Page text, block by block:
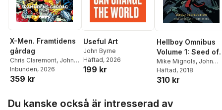
X-Men. Framtidens
gårdag
Chris Claremont, John
Byrne
Inbunden, 2026
359 kr
Useful Art
John Byrne
Häftad, 2026
199 kr
Hellboy Omnibus
Volume 1: Seed of
Destruction
Mike Mignola, John
Byrne
Häftad, 2018
310 kr
Du kanske också är intresserad av